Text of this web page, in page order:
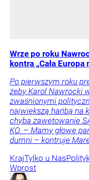
Wrze po roku
kontra „Cała
Po pierwszym roku
żeby Karol Nawrocki
zwaśnionymi
największą hańbą na
chyba zawetowanie
KO. – Mamy głowę
dumni – kontruje
KrajTylko u Nas
Wprost